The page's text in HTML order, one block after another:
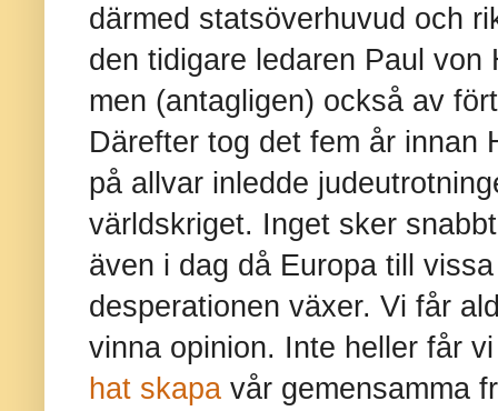
därmed statsöverhuvud och
den tidigare ledaren Paul
men (antagligen) också av
Därefter tog det fem år innan
på allvar inledde
världskriget. Inget sker
även i dag då Europa till
desperationen växer. Vi får
vinna opinion. Inte heller får
hat skapa vår gemensamma